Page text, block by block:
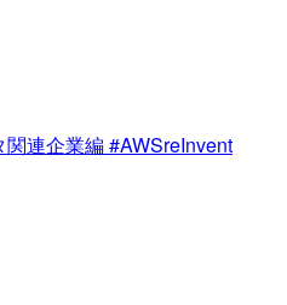
連企業編 #AWSreInvent